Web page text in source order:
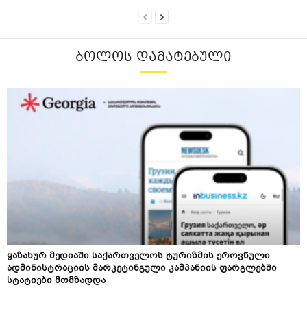
ᲑᲝᲚᲝᲡ ᲓᲐᲛᲐᲢᲔᲑᲣᲚᲘ
ყაზახურ მედიაში საქართველოს ტურიზმის ეროვნული
ადმინისტრაციის მარკეტინგული კამპანიის ფარგლებში
სტატიები მომზადდა